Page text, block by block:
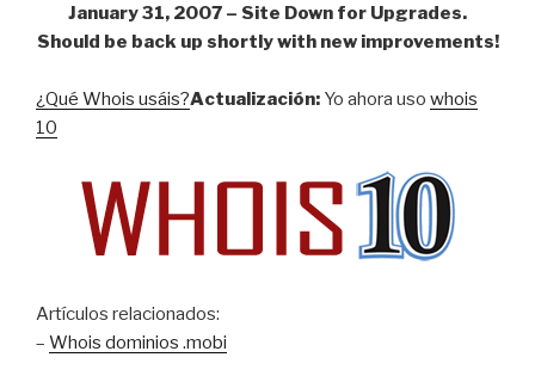
January 31, 2007 – Site Down for Upgrades.
Should be back up shortly with new improvements!
¿Qué Whois usáis?Actualización: Yo ahora uso whois
10
Artículos relacionados:
– Whois dominios .mobi